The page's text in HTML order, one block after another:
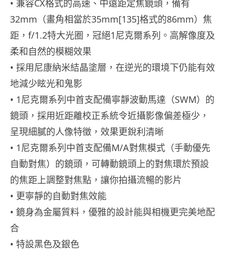
• 兼容CX格式的高速、中遠距定焦鏡頭，備有
32mm（畫角相當於35mm[135]格式的86mm）焦
距，f/1.2特大光圈，冠絕1尼克爾系列。高解像度及
柔和自然的模糊效果
• 採用尼康納米結晶塗層，在逆光的環境下仍能有效
地減少眩光和鬼影
• 1尼克爾系列中首支配備寧靜波動馬達（SWM）的
鏡頭，採用近距離校正系統令近攝影像偏差極少，
呈現細膩的人像特徵，效果更銳利清晰
• 1尼克爾系列中首支配備M/A對焦模式（手動優先
自動對焦）的鏡頭，可轉動鏡頭上的對焦環於預設
的焦距上調整對焦點，讓你拍攝流暢的影片
• 更寧靜的自動對焦效能
• 鏡身為金屬質料，優雅的設計能與相機更完美地配
合
• 特設黑色及銀色